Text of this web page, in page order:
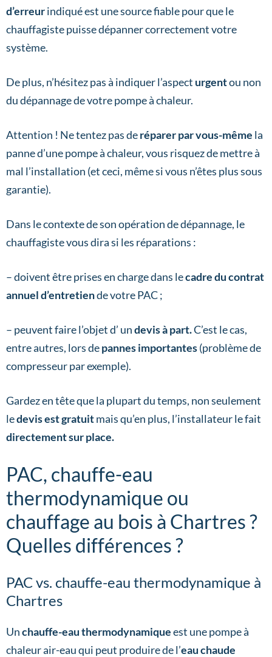
d’erreurindiqué est une source fiable pour que le
chauffagiste puisse dépanner correctement votre
système.
De plus, n’hésitez pas à indiquer l’aspect urgentou non
du dépannage de votre pompe à chaleur.
Attention ! Ne tentez pas deréparer par vous-même la
panne d’une pompe à chaleur, vous risquez de mettre à
mal l’installation (et ceci, même si vous n’êtes plus sous
garantie).
Dans le contexte de son opération de dépannage, le
chauffagiste vous dira si les réparations :
– doivent être prises en charge dans lecadre du contrat
annuel d’entretiende votre PAC ;
– peuvent faire l’objet d’ undevis à part.C’est le cas,
entre autres, lors depannes importantes(problème de
compresseur par exemple).
Gardez en tête que la plupart du temps, non seulement
ledevis est gratuitmais qu’en plus, l’installateur le fait
directement sur place.
PAC, chauffe-eau
thermodynamique ou
chauffage au bois à Chartres ?
Quelles différences ?
PAC vs. chauffe-eau thermodynamique à
Chartres
Unchauffe-eau thermodynamiqueest une pompe à
chaleur air-eau qui peut produire de l’eau chaude